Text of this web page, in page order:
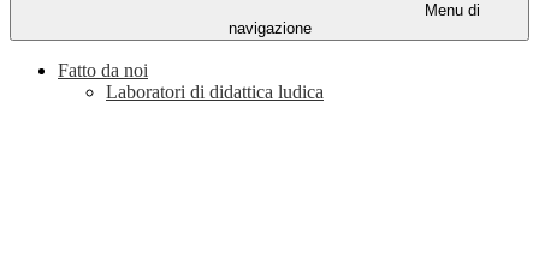
Menu di
navigazione
Fatto da noi
Laboratori di didattica ludica